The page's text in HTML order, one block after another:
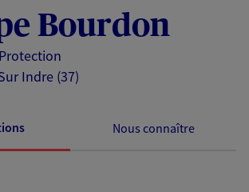
Bourdon
Indre (37)
Nous connaître